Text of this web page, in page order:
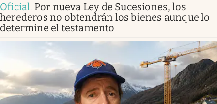
Oficial. Por nueva Ley de Sucesiones, los
herederos no obtendrán los bienes aunque lo
determine el testamento